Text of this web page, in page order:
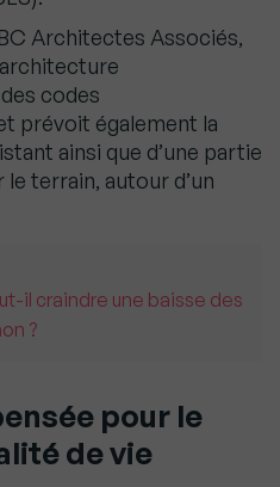
Architectes Associés,
codes
prévoit également la
ainsi que d’une partie
terrain, autour d’un
il craindre une baisse des
?
pour le
de vie